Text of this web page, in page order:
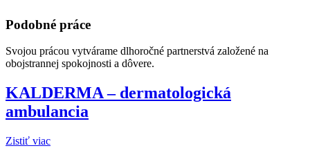
Podobné práce
Svojou prácou vytvárame dlhoročné partnerstvá založené na
obojstrannej spokojnosti a dôvere.
KALDERMA – dermatologická
ambulancia
Zistiť viac